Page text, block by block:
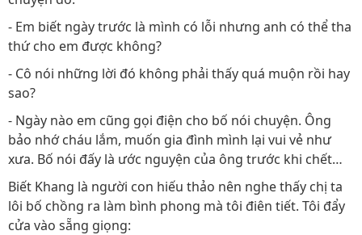
- Em biết ngày trước là mình có lỗi nhưng anh có thể tha
thứ cho em được không?
- Cô nói những lời đó không phải thấy quá muộn rồi hay
sao?
- Ngày nào em cũng gọi điện cho bố nói chuyện. Ông
bảo nhớ cháu lắm, muốn gia đình mình lại vui vẻ như
xưa. Bố nói đấy là ước nguyện của ông trước khi chết…
Biết Khang là người con hiếu thảo nên nghe thấy chị ta
lôi bố chồng ra làm bình phong mà tôi điên tiết. Tôi đẩy
cửa vào sẵng giọng: